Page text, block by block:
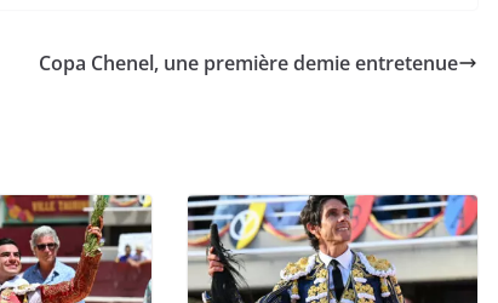
Copa Chenel, une première demie entretenue